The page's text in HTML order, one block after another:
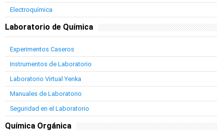
Electroquímica
Laboratorio de Química
Experimentos Caseros
Instrumentos de Laboratorio
Laboratorio Virtual Yenka
Manuales de Laboratorio
Seguridad en el Laboratorio
Química Orgánica